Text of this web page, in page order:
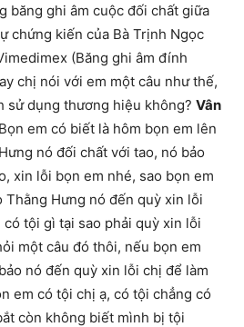
băng ghi âm cuộc đối chất giữa
chứng kiến của Bà Trịnh Ngọc
(Băng ghi âm đính
chị nói với em một câu như thế,
sử dụng thương hiệu không? Vân
em có biết là hôm bọn em lên
nó đối chất với tao, nó bảo
xin lỗi bọn em nhé, sao bọn em
Thằng Hưng nó đến quỳ xin lỗi
tội gì tại sao phải quỳ xin lỗi
một câu đó thôi, nếu bọn em
nó đến quỳ xin lỗi chị để làm
em có tội chị ạ, có tội chẳng có
còn không biết mình bị tội